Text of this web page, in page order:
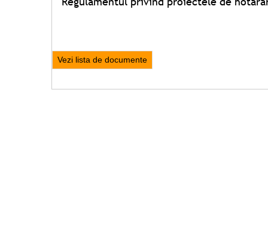
Vezi lista de documente